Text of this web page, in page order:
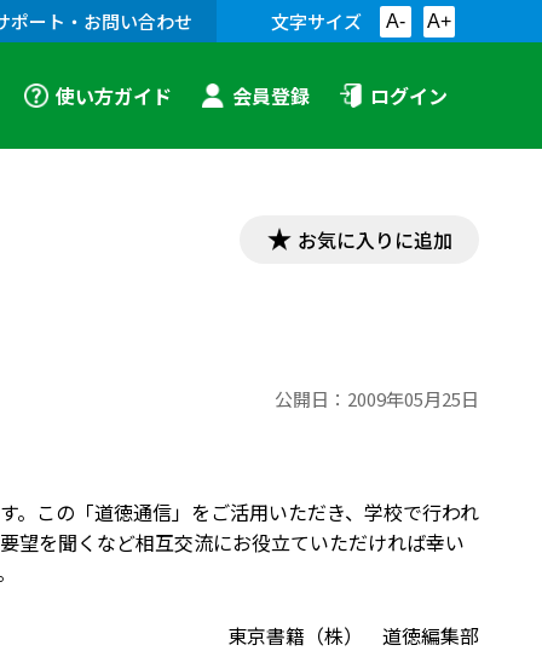
ポート・お問い合わせ 文字サイズ A- A+
使い方ガイド 会員登録 ログイン
お気に入りに追加
公開日： 2009年05月25日
。この「道徳通信」をご活用いただき、学校で行われ
望を聞くなど相互交流にお役立ていただければ幸い
東京書籍（株） 道徳編集部